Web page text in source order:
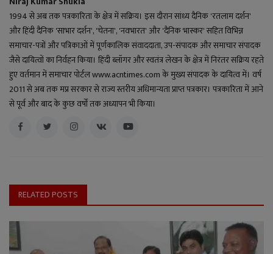
1994 से अब तक पत्रकारिता के क्षेत्र में सक्रिय। इस दौरान सांध्य दैनिक 'रतलाम दर्शन'
और हिंदी दैनिक 'साभार दर्शन', 'चेतना', 'नवभारत' और 'दैनिक भास्कर' सहित विभिन्न
समाचार-पत्रों और पत्रिकाओं में पूर्णकालिक संवाददाता, उप-संपादक और समाचार संपादक
जैसे दायित्वों का निर्वहन किया। हिंदी ब्लॉगर और स्वतंत्र लेखन के क्षेत्र में निरंतर सक्रिय रहते
हुए वर्तमान में समाचार पोर्टल www.acntimes.com के मुख्य संपादक के दायित्व में। वर्ष
2011 से अब तक मप्र सरकार से राज्य स्तरीय अधिमान्यता प्राप्त पत्रकार। पत्रकारिता में आने
से पूर्व और बाद के कुछ वर्षों तक अध्यापन भी किया।
RELATED POSTS